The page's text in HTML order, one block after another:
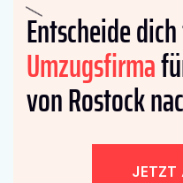
Entscheide
Umzugsfirma
von Rostock
JETZT